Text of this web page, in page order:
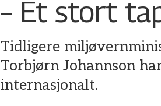
– Et stort
Tidligere
Torbjørn Johannson
internasjonalt.